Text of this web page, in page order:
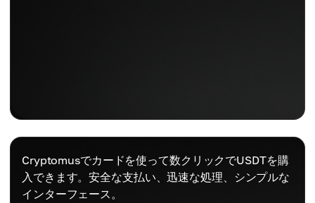
Cryptomusでカードを使って数クリックでUSDTを購
入できます。安全な支払い、迅速な処理、シンプルな
インターフェース。